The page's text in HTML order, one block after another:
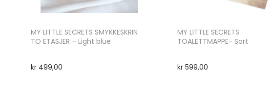
MY LITTLE SECRETS SMYKKESKRIN
TO ETASJER – Light blue
kr499,00
MY LITTLE SECRETS
TOALETTMAPPE- Sort
kr599,00